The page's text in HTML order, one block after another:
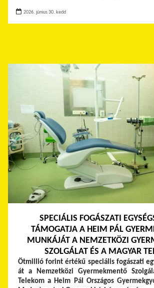
2026. június 30. kedd
SPECIÁLIS FOGÁSZATI
TÁMOGATJA A HEIM PÁL
MUNKÁJÁT A NEMZETKÖZI
SZOLGÁLAT ÉS A MAGYAR
Ötmillió forint értékű speciális fogászati
át a Nemzetközi Gyermekmentő
Telekom a Heim Pál Országos